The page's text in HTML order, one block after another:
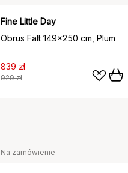
Fine Little Day
Obrus Fält 149x250 cm, Plum
839 zł
929 zł
Na zamówienie